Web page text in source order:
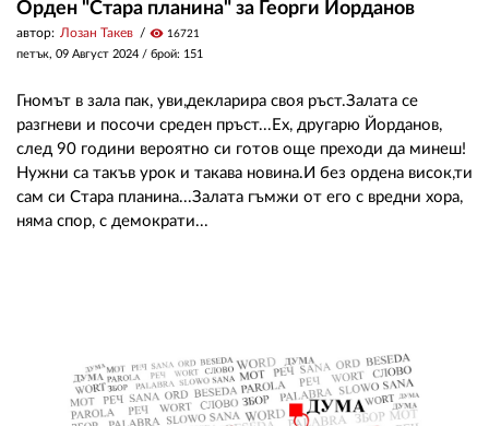
Орден "Стара планина" за Георги Йорданов
автор: Лозан Такев visibility 16721
петък, 09 Август 2024 / брой: 151
Гномът в зала пак, уви,декларира своя ръст.Залата се
разгневи и посочи среден пръст...Ех, другарю Йорданов,
след 90 години вероятно си готов още преходи да минеш!
Нужни са такъв урок и такава новина.И без ордена висок,ти
сам си Стара планина...Залата гъмжи от его с вредни хора,
няма спор, с демократи...